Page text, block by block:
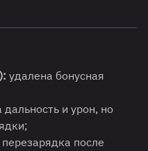
удалена бонусная
дальность и урон, но
после